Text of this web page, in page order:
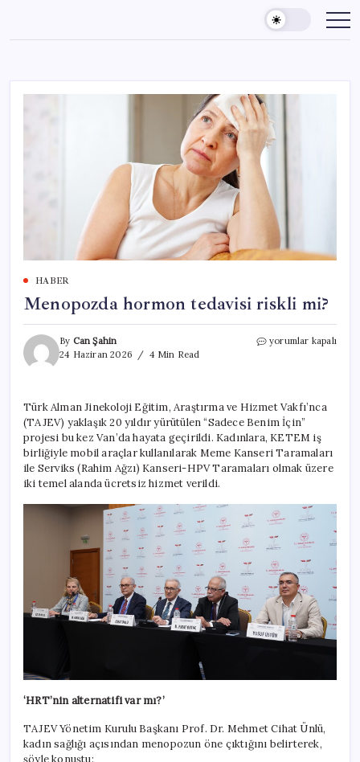
content
HABER
Menopozda hormon tedavisi riskli mi?
By Can Şahin
24 Haziran 2026
4 Min Read
Menopozda
için
yorumlar kapalı
Türk Alman Jinekoloji Eğitim, Araştırma ve Hizmet Vakfı’nca
(TAJEV) yaklaşık 20 yıldır yürütülen “Sadece Benim İçin”
projesi bu kez Van’da hayata geçirildi. Kadınlara, KETEM iş
birliğiyle mobil araçlar kullanılarak Meme Kanseri Taramaları
ile Serviks (Rahim Ağzı) Kanseri-HPV Taramaları olmak üzere
iki temel alanda ücretsiz hizmet verildi.
‘HRT’nin alternatifi var mı?’
TAJEV Yönetim Kurulu Başkanı Prof. Dr. Mehmet Cihat Ünlü,
kadın sağlığı açısından menopozun öne çıktığını belirterek,